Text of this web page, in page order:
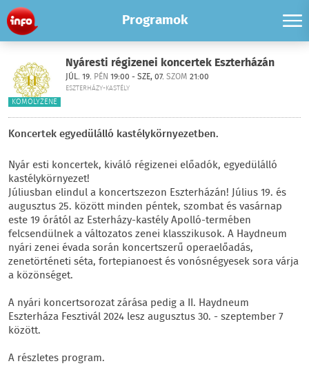
Programok
Nyáresti régizenei koncertek Eszterházán
JÚL. 19. PÉN 19:00 - SZE, 07. SZOM 21:00
ESZTERHÁZY-KASTÉLY
KOMOLYZENE
Koncertek egyedülálló kastélykörnyezetben.
Nyár esti koncertek, kiváló régizenei előadók, egyedülálló
kastélykörnyezet!
Júliusban elindul a koncertszezon Eszterházán! Július 19. és
augusztus 25. között minden péntek, szombat és vasárnap
este 19 órától az Esterházy-kastély Apolló-termében
felcsendülnek a változatos zenei klasszikusok. A Haydneum
nyári zenei évada során koncertszerű operaelőadás,
zenetörténeti séta, fortepianoest és vonósnégyesek sora várja
a közönséget.
A nyári koncertsorozat zárása pedig a II. Haydneum
Eszterháza Fesztivál 2024 lesz augusztus 30. - szeptember 7
között.
A részletes program.